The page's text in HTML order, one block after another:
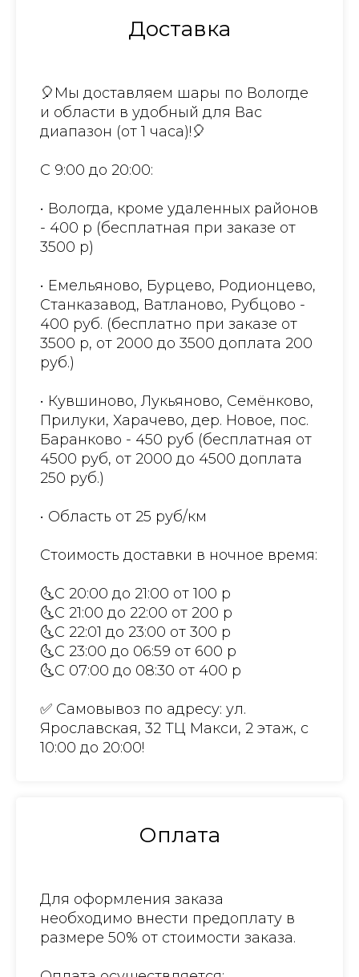
Доставка
🎈Мы доставляем шары по Вологде
и области в удобный для Вас
диапазон (от 1 часа)!🎈
С 9:00 до 20:00:
• Вологда, кроме удаленных районов
- 400 р (бесплатная при заказе от
3500 р)
• Емельяново, Бурцево, Родионцево,
Станказавод, Ватланово, Рубцово -
400 руб. (бесплатно при заказе от
3500 р, от 2000 до 3500 доплата 200
руб.)
• Кувшиново, Лукьяново, Семёнково,
Прилуки, Харачево, дер. Новое, пос.
Баранково - 450 руб (бесплатная от
4500 руб, от 2000 до 4500 доплата
250 руб.)
• Область от 25 руб/км
Стоимость доставки в ночное время:
🌜С 20:00 до 21:00 от 100 р
🌜С 21:00 до 22:00 от 200 р
🌜С 22:01 до 23:00 от 300 р
🌜С 23:00 до 06:59 от 600 р
🌜С 07:00 до 08:30 от 400 р
✅ Самовывоз по адресу: ул.
Ярославская, 32 ТЦ Макси, 2 этаж, с
10:00 до 20:00!
Оплата
Для оформления заказа
необходимо внести предоплату в
размере 50% от стоимости заказа.